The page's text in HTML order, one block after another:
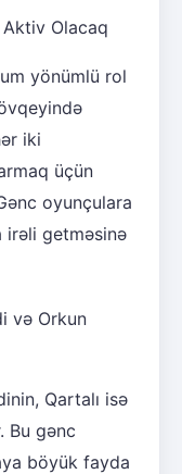
Olacaq
yönümlü rol
iki
üçün
oyunçulara
irəli getməsinə
və Orkun
Qartalı isə
Bu gənc
böyük fayda